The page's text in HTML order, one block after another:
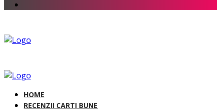
HOME
RECENZII CARTI BUNE